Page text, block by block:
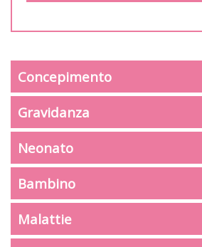
Concepimento
Gravidanza
Neonato
Bambino
Malattie